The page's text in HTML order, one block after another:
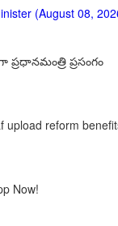
(August 08,
ప్రసంగం
reform
Now!